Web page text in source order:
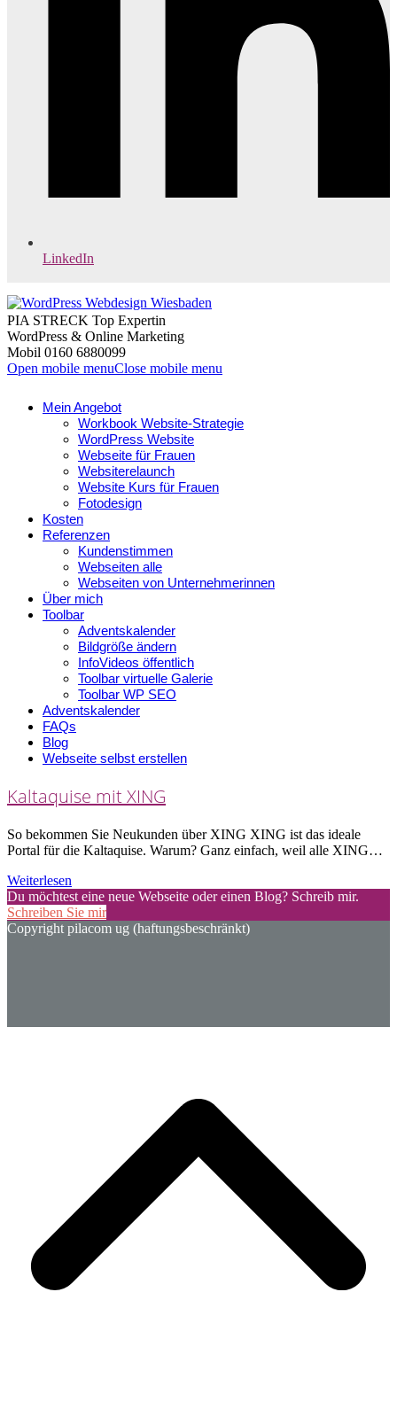
LinkedIn
PIA STRECK Top Expertin
WordPress & Online Marketing
Mobil 0160 6880099
Open mobile menuClose mobile menu
Mein Angebot
Workbook Website-Strategie
WordPress Website
Webseite für Frauen
Websiterelaunch
Website Kurs für Frauen
Fotodesign
Kosten
Referenzen
Kundenstimmen
Webseiten alle
Webseiten von Unternehmerinnen
Über mich
Toolbar
Adventskalender
Bildgröße ändern
InfoVideos öffentlich
Toolbar virtuelle Galerie
Toolbar WP SEO
Adventskalender
FAQs
Blog
Webseite selbst erstellen
Kaltaquise mit XING
So bekommen Sie Neukunden über XING XING ist das ideale
Portal für die Kaltaquise. Warum? Ganz einfach, weil alle XING…
Weiterlesen
Du möchtest eine neue Webseite oder einen Blog? Schreib mir.
Schreiben Sie mir
Copyright pilacom ug (haftungsbeschränkt)